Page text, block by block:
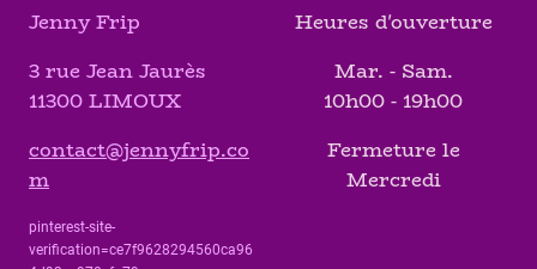
Jenny Frip
3 rue Jean Jaurès
11300 LIMOUX
contact@jennyfrip.co
m
pinterest-site-
verification=ce7f9628294560ca96
Heures d'ouverture
Mar. - Sam.
10h00 - 19h00
Fermeture le
Mercredi